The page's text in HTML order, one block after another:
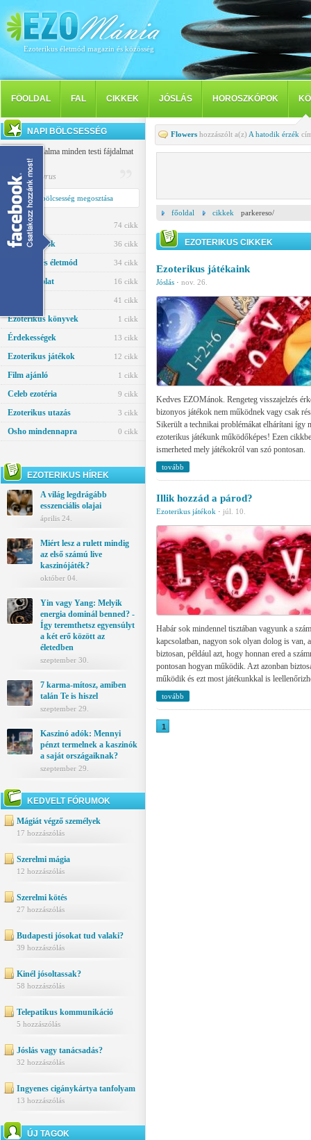
Ezoterikus életmód magazin és közösség
FÖOLDAL FAL CIKKEK JÓSLÁS HOROSZKÓPOK
NAPI BÖLCSESSÉG
A tudat fájdalma minden testi fájdalmat
felülmúl.
Publilius Syrus
Napi bölcsesség megosztása
Jóslás 74 cikk
Horoszkópok 36 cikk
Egészség és életmód 34 cikk
Párkapcsolat 16 cikk
41 cikk
Ezoterikus könyvek 1 cikk
Érdekességek 13 cikk
Ezoterikus játékok 12 cikk
Film ajánló 1 cikk
Celeb ezotéria 9 cikk
Ezoterikus utazás 3 cikk
Osho mindennapra 0 cikk
EZOTERIKUS HÍREK
A világ legdrágább
esszenciális olajai
április 24.
Miért lesz a rulett mindig
az első számú live
kaszinójáték?
október 04.
Yin vagy Yang: Melyik
energia dominál benned? -
Így teremthetsz egyensúlyt
a két erő között az
életedben
szeptember 30.
7 karma-mítosz, amiben
talán Te is hiszel
szeptember 29.
Kaszinó adók: Mennyi
pénzt termelnek a kaszinók
a saját országaiknak?
szeptember 29.
KEDVELT FÓRUMOK
Mágiát végző személyek
17 hozzászólás
Szerelmi mágia
12 hozzászólás
Szerelmi kötés
27 hozzászólás
Budapesti jósokat tud valaki?
39 hozzászólás
Kinél jósoltassak?
58 hozzászólás
Telepatikus kommunikáció
5 hozzászólás
Jóslás vagy tanácsadás?
32 hozzászólás
Ingyenes cigánykártya tanfolyam
13 hozzászólás
ÚJ TAGOK
Flowers hozzászólt a(z) A hatodik érzék
főoldal cikkek parkereso/
EZOTERIKUS CIKKEK
Ezoterikus játékaink
Jóslás · nov. 26.
Kedves EZOMánok. Rengeteg visszajelzés
bizonyos játékok nem működnek vagy csak
Sikerült a technikai problémákat elhárítani így
ezoterikus játékunk működőképes! Ezen
ismerheted mely játékokról van szó pontosan.
tovább
Illik hozzád a párod?
Ezoterikus játékok · júl. 10.
Habár sok mindennel tisztában vagyunk a
kapcsolatban, nagyon sok olyan dolog is van,
biztosan, például azt, hogy honnan ered a
pontosan hogyan működik. Azt azonban
működik és ezt most játékunkkal is
tovább
1